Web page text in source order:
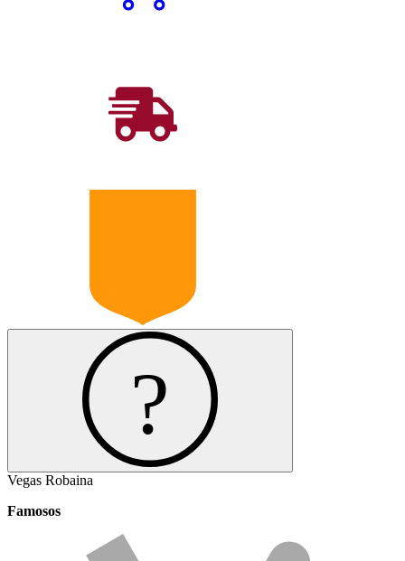
Vegas Robaina
Famosos